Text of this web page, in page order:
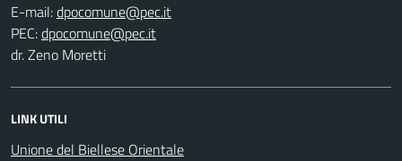
E-mail:
PEC:
dr. Zeno Moretti
LINK UTILI
Unione del Biellese Orientale